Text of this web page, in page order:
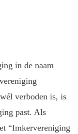
in de naam
verboden is, is
past. Als
“Imkervereniging